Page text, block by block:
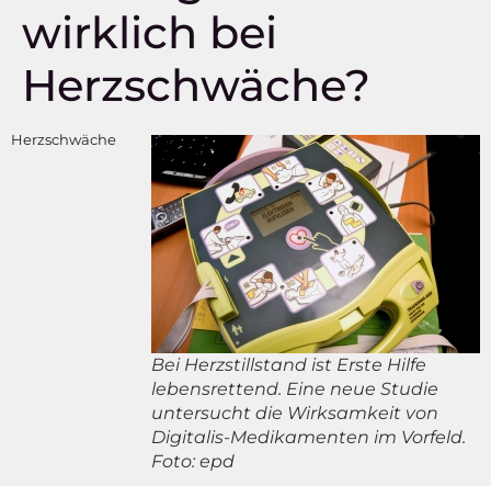
wirklich bei
Herzschwäche?
Bei Herzstillstand ist Erste Hilfe
lebensrettend. Eine neue Studie
untersucht die Wirksamkeit von
Digitalis-Medikamenten im Vorfeld.
Foto: epd
Herzschwäche